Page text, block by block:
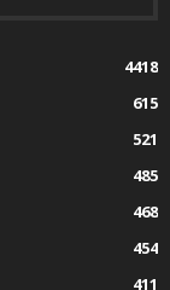
4418
615
521
485
468
454
411